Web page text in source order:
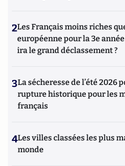
2Les Français moins riches
européenne pour la 3e
ira le grand déclassement ?
3La sécheresse de l’été 2026
rupture historique pour les
français
4Les villes classées les plus
monde